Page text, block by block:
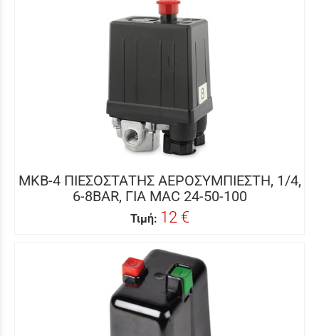
MKB-4 ΠΙΕΣΟΣΤΑΤΗΣ ΑΕΡΟΣΥΜΠΙΕΣΤΗ, 1/4,
6-8BAR, ΓΙΑ MAC 24-50-100
Τιμή: 12 €